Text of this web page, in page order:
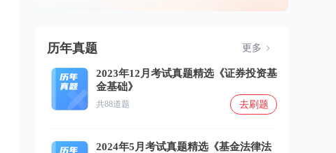
历年真题 更多
2023年12月考试真题精选《证券投资基
金基础》
共88道题 去刷题
2024年5月考试真题精选《基金法律法